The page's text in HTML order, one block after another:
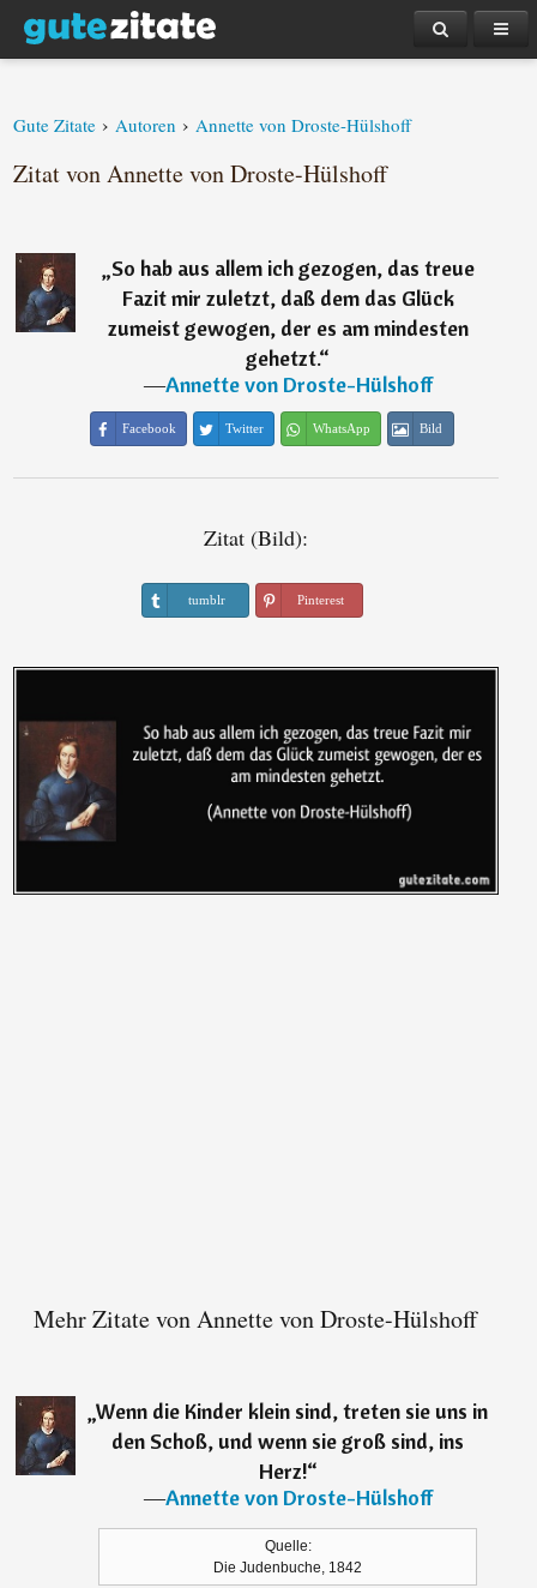
Gute Zitate › Autoren › Annette von Droste-Hülshoff
Zitat von Annette von Droste-Hülshoff
„So hab aus allem ich gezogen, das treue
Fazit mir zuletzt, daß dem das Glück
zumeist gewogen, der es am mindesten
gehetzt.“
―Annette von Droste-Hülshoff
Facebook Twitter WhatsApp Bild
Zitat (Bild):
tumblr Pinterest
Mehr Zitate von Annette von Droste-Hülshoff
„Wenn die Kinder klein sind, treten sie uns in
den Schoß, und wenn sie groß sind, ins
Herz!“
―Annette von Droste-Hülshoff
Quelle:
Die Judenbuche, 1842